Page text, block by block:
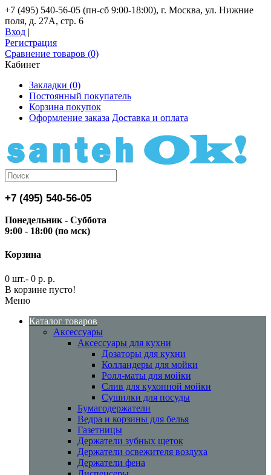
+7 (495) 540-56-05 (пн-сб 9:00-18:00), г. Москва, ул. Нижние
поля, д. 27А, стр. 6
Вход |
Регистрация
Сравнение товаров (0)
Кабинет
Закладки (0)
Постоянный покупатель
Корзина покупок
Оформление заказа Доставка и оплата
+7 (495) 540-56-05
Понедельник - Суббота
9:00 - 18:00 (по мск)
Корзина
0 шт.- 0 р. р.
В корзине пусто!
Меню
Каталог товаров
Аксессуары
Аксессуары для кухни
Дозаторы для кухни
Колландеры для мойки
Ролл-маты для мойки
Слив для кухонной мойки
Сушилки для посуды
Бумагодержатели
Ведра и корзины для белья
Газетницы
Держатели зубных щеток
Держатели освежителя воздуха
Держатели фена